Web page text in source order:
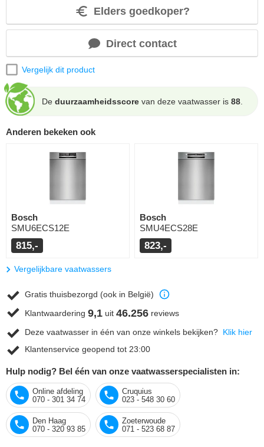
Elders goedkoper?
Direct contact
Vergelijk dit product
De duurzaamheidsscore van deze vaatwasser is 88
Anderen bekeken ook
Bosch
SMU6ECS12E
815,-
Bosch
SMU4ECS28E
823,-
Vergelijkbare vaatwassers
Gratis thuisbezorgd (ook in België)
Klantwaardering 9,1 uit 46.256 reviews
Deze vaatwasser in één van onze winkels bekijken? Klik hier
Klantenservice geopend tot 23:00
Hulp nodig? Bel één van onze vaatwasserspecialisten in:
Online afdeling
070 - 301 34 74
Cruquius
023 - 548 30 60
Den Haag
070 - 320 93 85
Zoeterwoude
071 - 523 68 87